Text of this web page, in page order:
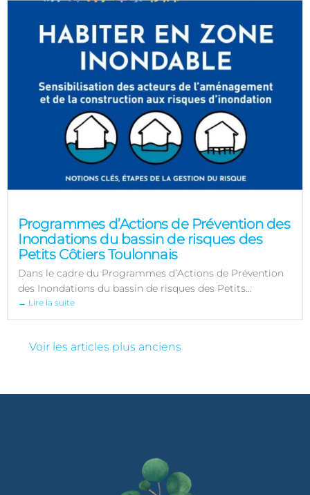
Programmes d’Actions de Prévention des
Inondations du bassin de risques des
Petits Côtiers Toulonnais
Dans le cadre du Programmes d’Actions de Prévention
des Inondations du bassin de risques des Petits...
→ Lire la suite
Voir les articles plus anciens